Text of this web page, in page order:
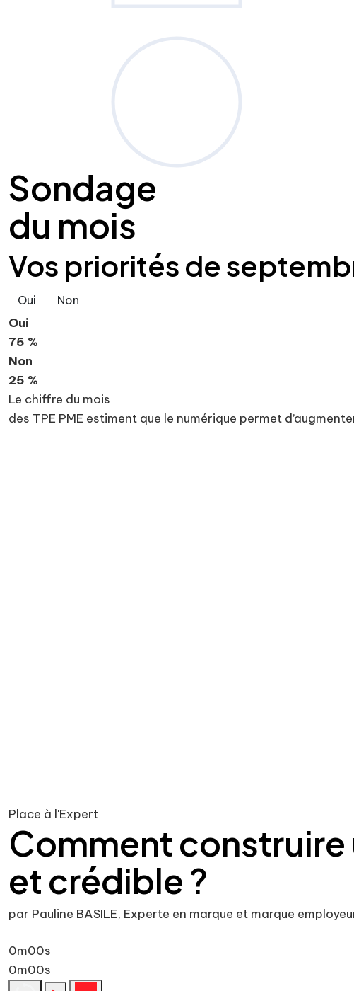
Sondage
du mois
Vos priorités de
Oui Non
Oui
75 %
Non
25 %
Le chiffre du mois
des TPE PME estiment que le numérique permet
Place à l'Expert
Comment
et crédible ?
par Pauline BASILE, Experte en marque et marque
0m00s
0m00s